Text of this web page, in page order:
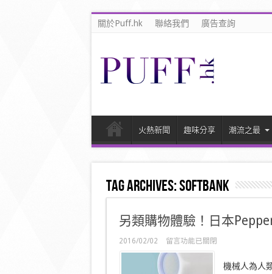
關於Puff.hk 聯絡我們 廣告查詢
火熱新聞 趣味分享 潮流之最
Tag Archives:softbank
另類購物體驗！日本
2016/02/02
在
〈另
留言功能已關閉
機械人為人